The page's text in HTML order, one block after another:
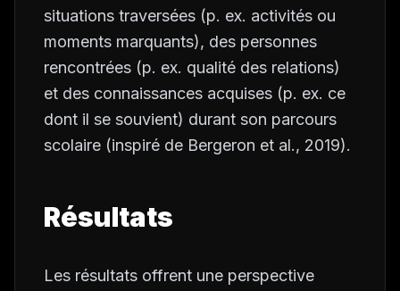
situations traversées (p. ex. activités ou
moments marquants), des personnes
rencontrées (p. ex. qualité des relations)
et des connaissances acquises (p. ex. ce
dont il se souvient) durant son parcours
scolaire (inspiré de Bergeron et al., 2019).
Résultats
Les résultats offrent une perspective